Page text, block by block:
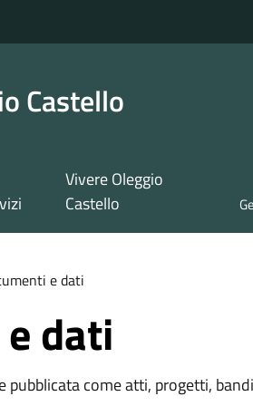
Castello
Vivere Oleggio
Castello
e dati
dati
come atti, progetti,